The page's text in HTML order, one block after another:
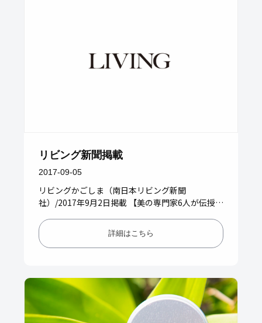
リビング新聞掲載
2017-09-05
リビングかごしま（南日本リビング新聞
社）/2017年9月2日掲載 【美の専門家6人が伝授
弥子さんの愛用品としてMA…
詳細はこちら